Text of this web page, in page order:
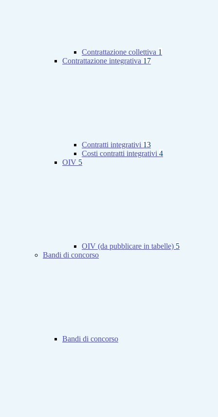
Contrattazione collettiva 1
Contrattazione integrativa 17
Contratti integrativi 13
Costi contratti integrativi 4
OIV 5
OIV (da pubblicare in tabelle) 5
Bandi di concorso
Bandi di concorso